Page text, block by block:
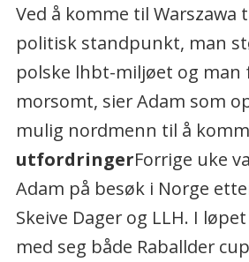
Ved å komme til Warszawa
politisk standpunkt, man
polske lhbt-miljøet og man
morsomt, sier Adam som
mulig nordmenn til å
utfordringerForrige uke
Adam på besøk i Norge
Skeive Dager og LLH. I
med seg både Raballder